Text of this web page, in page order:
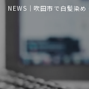
NEWS｜吹田市で白髪染